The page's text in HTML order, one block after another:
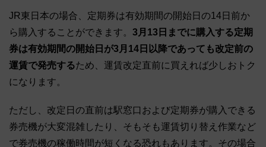
JR東日本の場合、定期券は有効期間の開始日の14日前か
ら購入することができます。 3月13日までに購入する定期
券は有効期間の開始日が3月14日以降であっても改定前の
運賃で発売するため、運賃改定直前に買えれば少しおトク
になります。
ただし、改定日の直前は駅窓口および定期券が購入できる
券売機が大変混雑したり、そもそも運賃切り替え作業など
で券売機の稼働時間が短くなる恐れもあります。その場合